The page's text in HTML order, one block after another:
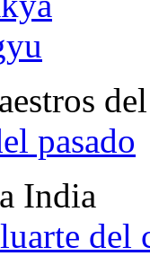
pasado
India
del